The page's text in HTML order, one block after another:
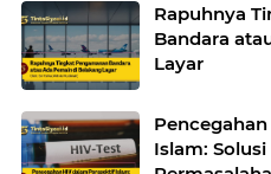
Rapuhnya
Bandara
Layar
Islam: